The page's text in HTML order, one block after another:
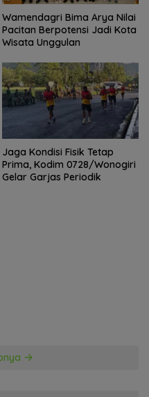
Wamendagri Bima Arya Nilai
Pacitan Berpotensi Jadi Kota
Wisata Unggulan
Jaga Kondisi Fisik Tetap
Prima, Kodim 0728/Wonogiri
Gelar Garjas Periodik